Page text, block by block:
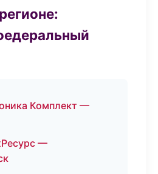
Комплект —
—